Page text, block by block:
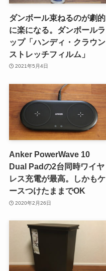
ダンボール束ねるのが劇的
に楽になる。ダンボールラ
ップ「ハンディ・クラウン
ストレッチフィルム」
2021年5月4日
Anker PowerWave 10
Dual Padの2台同時ワイヤ
レス充電が最高。しかもケ
ースつけたままでOK
2020年2月26日